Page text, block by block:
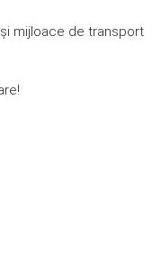
mijloace de transport